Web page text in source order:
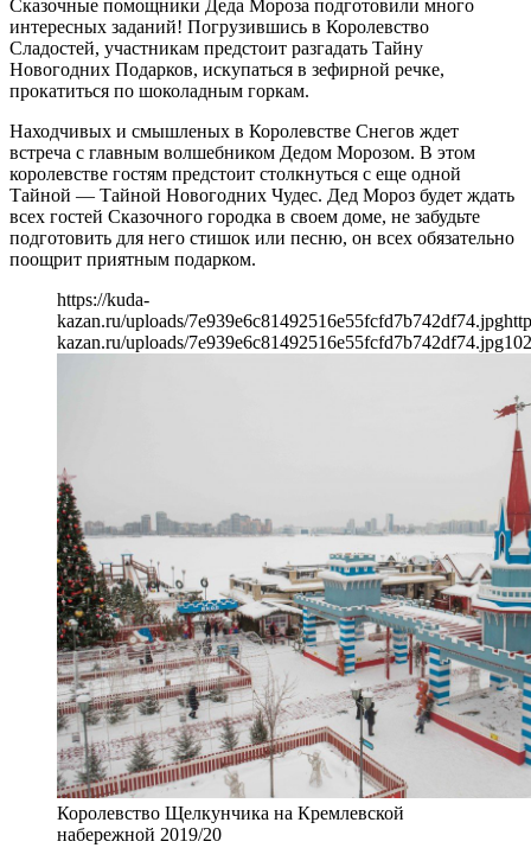
Сказочные помощники Деда Мороза подготовили много
интересных заданий! Погрузившись в Королевство
Сладостей, участникам предстоит разгадать Тайну
Новогодних Подарков, искупаться в зефирной речке,
прокатиться по шоколадным горкам.
Находчивых и смышленых в Королевстве Снегов ждет
встреча с главным волшебником Дедом Морозом. В этом
королевстве гостям предстоит столкнуться с еще одной
Тайной — Тайной Новогодних Чудес. Дед Мороз будет ждать
всех гостей Сказочного городка в своем доме, не забудьте
подготовить для него стишок или песню, он всех обязательно
поощрит приятным подарком.
https://kuda-
kazan.ru/uploads/7e939e6c81492516e55fcfd7b742df74.jpg
kazan.ru/uploads/7e939e6c81492516e55fcfd7b742df74.jpg
Королевство Щелкунчика на Кремлевской
набережной 2019/20